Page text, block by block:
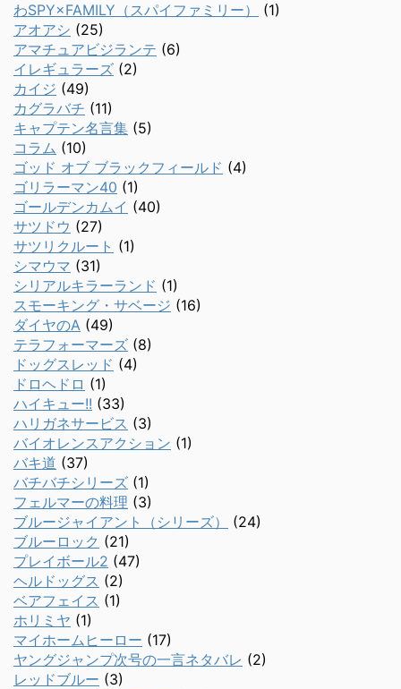
わSPY×FAMILY（スパイファミリー）
(1)
アオアシ (25)
アマチュアビジランテ (6)
イレギュラーズ (2)
カイジ (49)
カグラバチ (11)
キャプテン名言集 (5)
コラム (10)
ゴッド オブ ブラックフィールド (4)
ゴリラーマン40 (1)
ゴールデンカムイ (40)
サツドウ (27)
サツリクルート (1)
シマウマ (31)
シリアルキラーランド (1)
スモーキング・サベージ (16)
ダイヤのA (49)
テラフォーマーズ (8)
ドッグスレッド (4)
ドロヘドロ (1)
ハイキュー!! (33)
ハリガネサービス (3)
バイオレンスアクション (1)
バキ道 (37)
バチバチシリーズ (1)
フェルマーの料理 (3)
ブルージャイアント（シリーズ）
(24)
ブルーロック (21)
プレイボール2 (47)
ヘルドッグス (2)
ベアフェイス (1)
ホリミヤ (1)
マイホームヒーロー (17)
ヤングジャンプ次号の一言ネタバレ (2)
レッドブルー (3)